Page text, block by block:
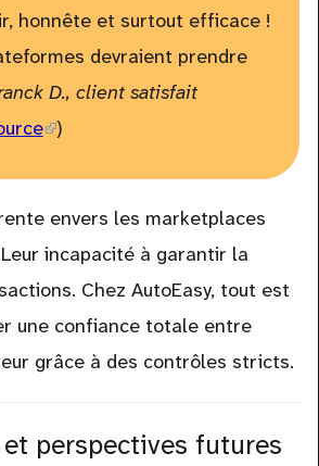
honnête et surtout efficace !
devraient prendre
D., client satisfait
(link
)
envers les marketplaces
incapacité à garantir la
Chez AutoEasy, tout est
une confiance totale entre
grâce à des contrôles stricts.
perspectives futures